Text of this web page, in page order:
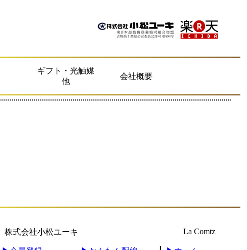
ギフト・光触媒
他
会社概要
株式会社小松ユーキ La Comtz